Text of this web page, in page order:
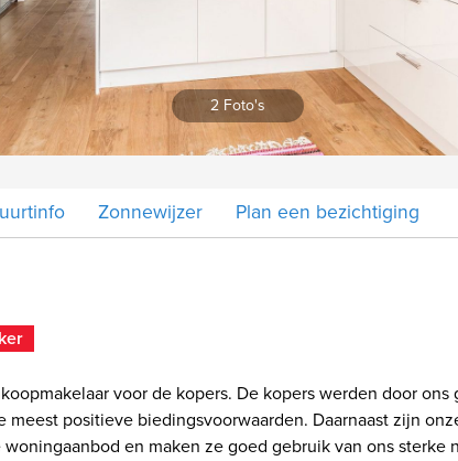
2 Foto's Vergroten
Zonnewijzer Plan een bezichtiging
voor de kopers. De kopers werden door
positieve biedingsvoorwaarden. Daarnaast zijn
en maken ze goed gebruik van ons